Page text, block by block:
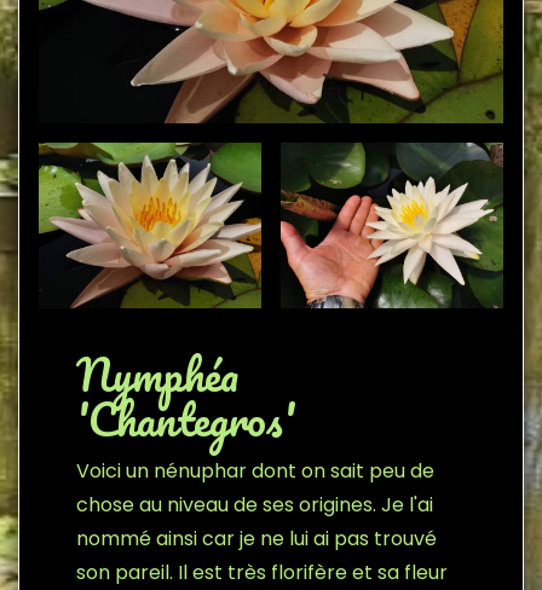
Nymphéa
'Chantegros'
Voici un nénuphar dont on sait peu de
chose au niveau de ses origines. Je l'ai
nommé ainsi car je ne lui ai pas trouvé
son pareil. Il est très florifère et sa fleur